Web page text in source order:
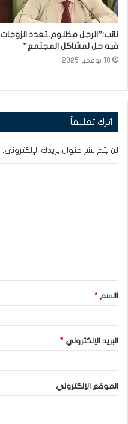
نائب:”الرجل مظلوم..تعدد الزوجات
فيه حل لمشاكل المجتمع”
18 نوفمبر 2025
اترك تعليقاً
لن يتم نشر عنوان بريدك الإلكتروني.
ق
*الاسم *
البريد الإلكتروني *
الموقع الإلكتروني